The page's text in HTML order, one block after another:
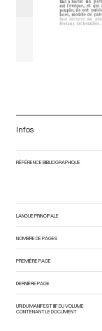
Infos
RÉFÉRENCE BIBLIOGRAPHIQUE
LANGUE PRINCIPALE
NOMBRE DE PAGES
PREMIÈRE PAGE
DERNIÈRE PAGE
URI DU MANIFEST IIIF DU VOLUME
CONTENANT LE DOCUMENT